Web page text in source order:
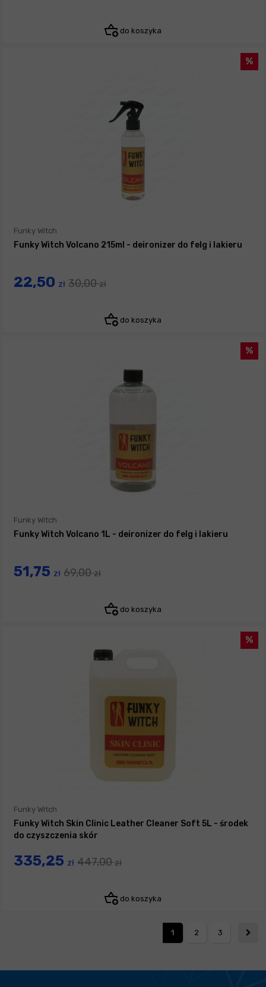
do koszyka
Funky Witch
Funky Witch Volcano 215ml - deironizer do felg i lakieru
22,50 zł 30,00zł
do koszyka
Funky Witch
Funky Witch Volcano 1L - deironizer do felg i lakieru
51,75 zł 69,00zł
do koszyka
Funky Witch
Funky Witch Skin Clinic Leather Cleaner Soft 5L - środek
do czyszczenia skór
335,25 zł 447,00zł
do koszyka
1 2 3